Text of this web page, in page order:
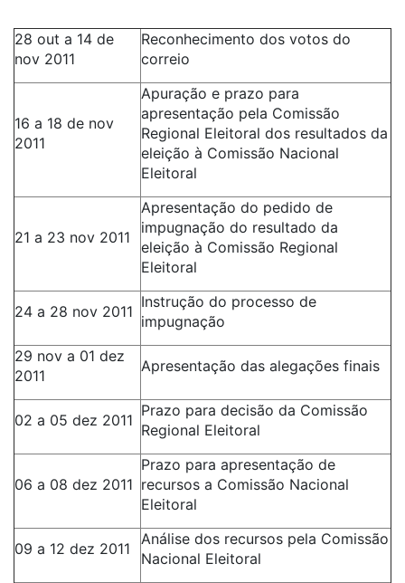
28 out a 14 de
nov 2011
Reconhecimento dos votos do
correio
16 a 18 de nov
2011
Apuração e prazo para
apresentação pela Comissão
Regional Eleitoral dos resultados da
eleição à Comissão Nacional
Eleitoral
21 a 23 nov 2011
Apresentação do pedido de
impugnação do resultado da
eleição à Comissão Regional
Eleitoral
24 a 28 nov 2011
Instrução do processo de
impugnação
29 nov a 01 dez
2011
Apresentação das alegações finais
02 a 05 dez 2011
Prazo para decisão da Comissão
Regional Eleitoral
06 a 08 dez 2011
Prazo para apresentação de
recursos a Comissão Nacional
Eleitoral
09 a 12 dez 2011
Análise dos recursos pela Comissão
Nacional Eleitoral